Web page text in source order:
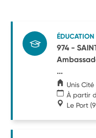
974 -
...
Unis
À partir
Le Port